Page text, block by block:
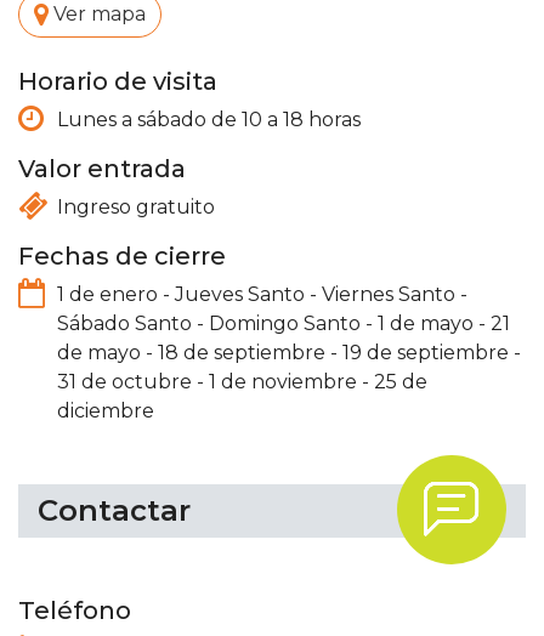
. Ver mapa
Horario de visita
Lunes a sábado de 10 a 18 horas
Valor entrada
Ingreso gratuito
Fechas de cierre
1 de enero -Jueves Santo - Viernes Santo -
Sábado Santo - Domingo Santo - 1 de mayo - 21
de mayo - 18 de septiembre - 19 de septiembre -
31 de octubre - 1 de noviembre - 25 de
diciembre
Contactar .
Teléfono